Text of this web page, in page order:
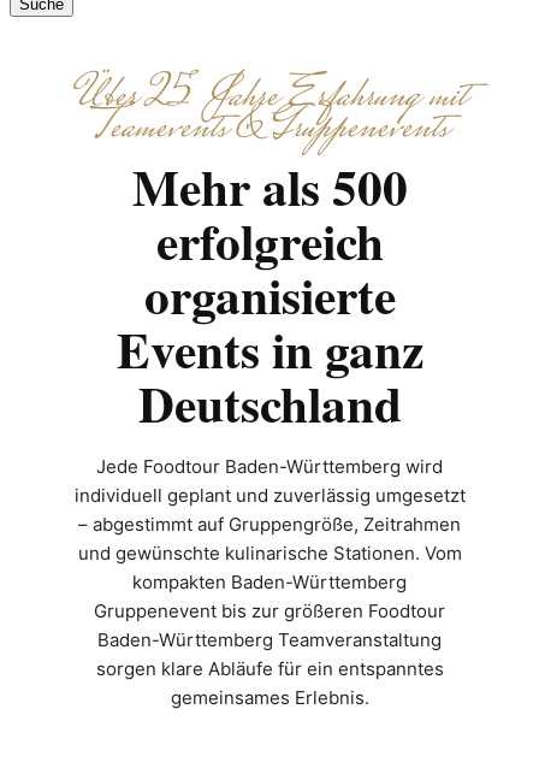
Suche
Über 25 Jahre Erfahrung mit
Teamevents & Gruppenevents
Mehr als 500
erfolgreich
organisierte
Events in ganz
Deutschland
Jede Foodtour Baden-Württemberg wird
individuell geplant und zuverlässig umgesetzt
– abgestimmt auf Gruppengröße, Zeitrahmen
und gewünschte kulinarische Stationen. Vom
kompakten Baden-Württemberg
Gruppenevent bis zur größeren Foodtour
Baden-Württemberg Teamveranstaltung
sorgen klare Abläufe für ein entspanntes
gemeinsames Erlebnis.